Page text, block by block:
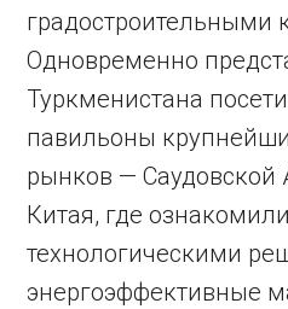
градостроительными
Одновременно
Туркменистана
павильоны
рынков — Саудовской
Китая, где
технологическими
энергоэффективные